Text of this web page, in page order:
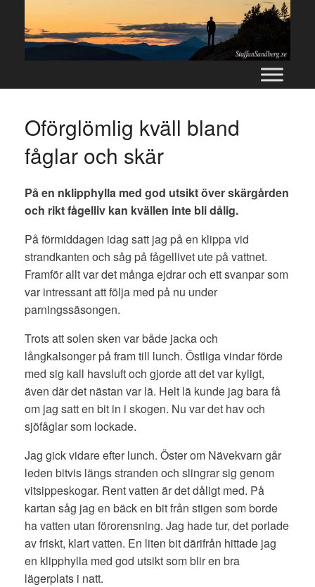
content
Oförglömlig kväll bland
fåglar och skär
På en nklipphylla med god utsikt över skärgården
och rikt fågelliv kan kvällen inte bli dålig.
På förmiddagen idag satt jag på en klippa vid
strandkanten och såg på fågellivet ute på vattnet.
Framför allt var det många ejdrar och ett svanpar som
var intressant att följa med på nu under
parningssäsongen.
Trots att solen sken var både jacka och
långkalsonger på fram till lunch. Östliga vindar förde
med sig kall havsluft och gjorde att det var kyligt,
även där det nästan var lä. Helt lä kunde jag bara få
om jag satt en bit in i skogen. Nu var det hav och
sjöfåglar som lockade.
Jag gick vidare efter lunch. Öster om Nävekvarn går
leden bitvis längs stranden och slingrar sig genom
vitsippeskogar. Rent vatten är det dåligt med. På
kartan såg jag en bäck en bit från stigen som borde
ha vatten utan förorensning. Jag hade tur, det porlade
av friskt, klart vatten. En liten bit därifrån hittade jag
en klipphylla med god utsikt som blir en bra
lägerplats i natt.